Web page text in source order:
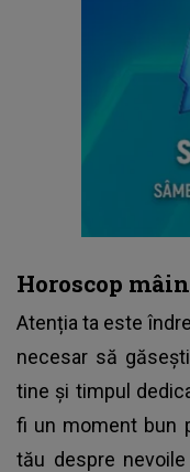
Horoscop
Atenția ta este
necesar să
tine și timpul
fi un moment bun
tău despre